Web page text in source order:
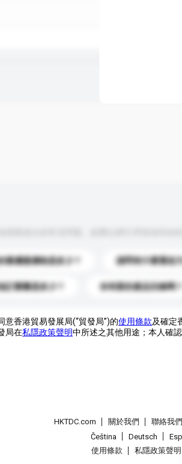
最優惠價格是多少？ 請問有什麼運送
訂購量是多少？ 你有新的產品目錄嗎？
意香港貿易發展局(“貿發局”)的使用條款及確定
局在私隱政策聲明中所述之其他用途；本人確
HKTDC.com 關於我們 聯絡我們
Čeština
Deutsch
使用條款
私隱政策聲明